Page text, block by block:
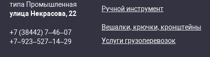
типа Промышленная
улица Некрасова, 22
+7 (38442) 7‒46‒07
+7‒923‒527‒14‒29
Ручной инструмент
Вешалки, крючки, кронштейны
Услуги грузоперевозок